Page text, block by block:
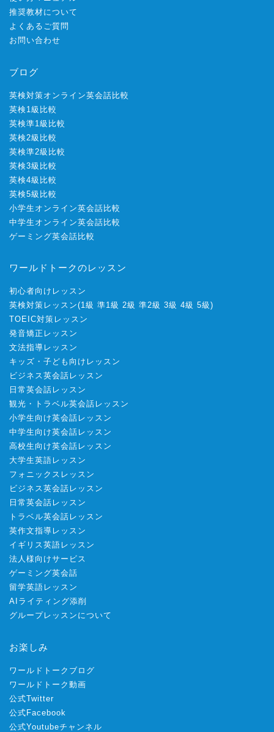
推奨教材について
よくあるご質問
お問い合わせ
ブログ
英検対策オンライン英会話比較
英検1級比較
英検準1級比較
英検2級比較
英検準2級比較
英検3級比較
英検4級比較
英検5級比較
小学生オンライン英会話比較
中学生オンライン英会話比較
ゲーミング英会話比較
ワールドトークのレッスン
初心者向けレッスン
英検対策レッスン(1級 準1級 2級 準2級 3級 4級 5級 )
TOEIC対策レッスン
発音矯正レッスン
文法指導レッスン
キッズ・子ども向けレッスン
ビジネス英会話レッスン
日常英会話レッスン
観光・トラベル英会話レッスン
小学生向け英会話レッスン
中学生向け英会話レッスン
高校生向け英会話レッスン
大学生英語レッスン
フォニックスレッスン
ビジネス英会話レッスン
日常英会話レッスン
トラベル英会話レッスン
英作文指導レッスン
イギリス英語レッスン
法人様向けサービス
ゲーミング英会話
留学英語レッスン
AIライティング添削
グループレッスンについて
お楽しみ
ワールドトークブログ
ワールドトーク動画
公式Twitter
公式Facebook
公式Youtubeチャンネル